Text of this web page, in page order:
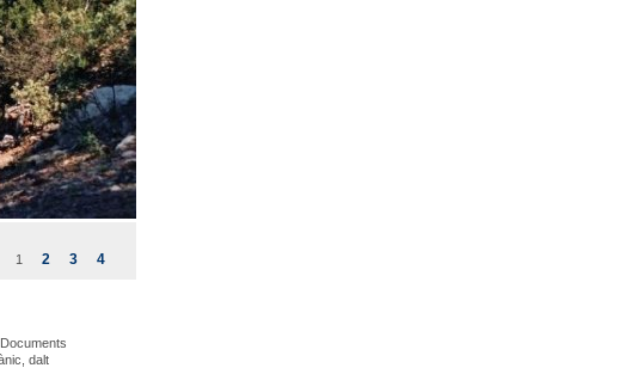
1
2 3 4
dalt